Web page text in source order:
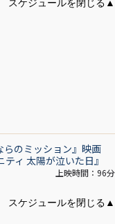
らのミッション』映画
ィ 太陽が泣いた日』
上映時間：96分